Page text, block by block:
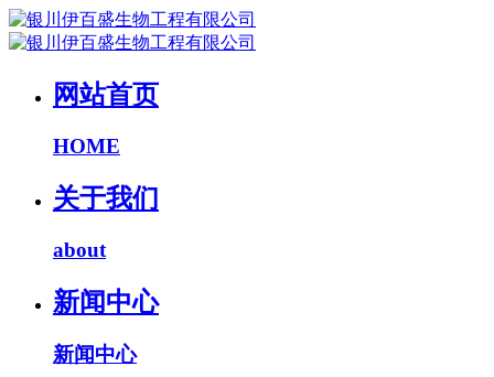
网站首页
HOME
关于我们
about
新闻中心
新闻中心